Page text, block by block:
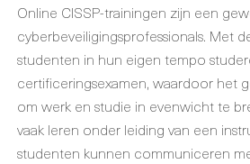
Online CISSP-trainingen zijn een
cyberbeveiligingsprofessionals. Met
studenten in hun eigen tempo
certificeringsexamen, waardoor het
om werk en studie in evenwicht te
vaak leren onder leiding van een
studenten kunnen communiceren